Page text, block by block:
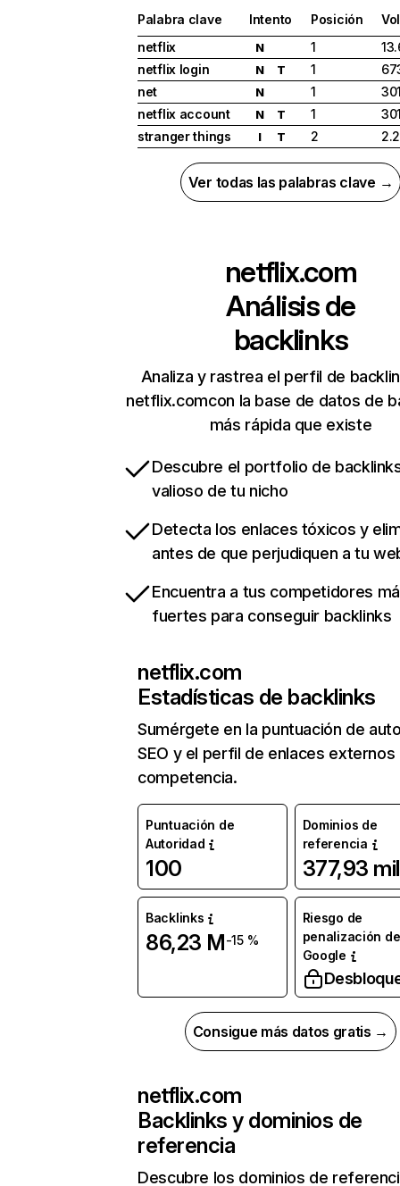
Palabra clave Intento Posición
netflix
N 1
netflix login
N T 1
net
N 1
netflix account
N T 1
stranger things
I T 2
Ver todas las palabras clave →
netflix.com
Análisis de
backlinks
Analiza y rastrea el perfil de
netflix.comcon la base de datos de
más rápida que existe
Descubre el portfolio de
valioso de tu nicho
Detecta los enlaces tóxicos y
antes de que perjudiquen a tu
Encuentra a tus competidores
fuertes para conseguir backlinks
netflix.com
Estadísticas de backlinks
Sumérgete en la puntuación de
SEO y el perfil de enlaces externos
competencia.
Puntuación de
Autoridad
100
Dominios de
referencia
377,93 mil
Backlinks
86,23 M-15 %
Riesgo de
penalización de
Google
Consigue más datos gratis →
netflix.com
Backlinks y dominios de
referencia
Descubre los dominios de